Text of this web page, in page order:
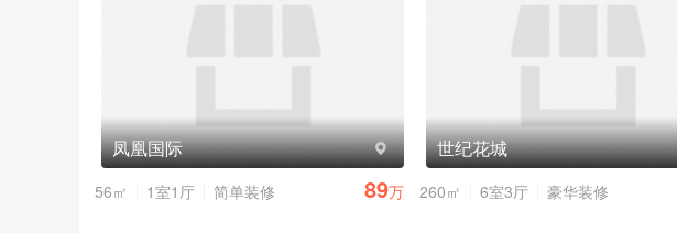
凤凰国际
56㎡ 1室1厅 简单装修 89万
世纪花城
260㎡ 6室3厅 豪华装修